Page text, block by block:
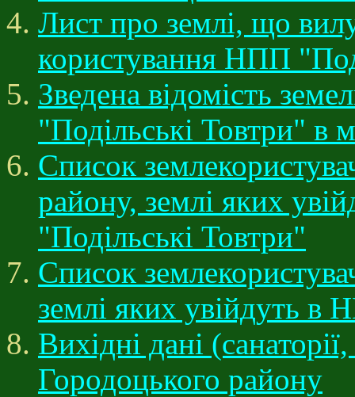
Лист про землі, що
користування НПП
Зведена відомість
"Подільські Товтри" в
Список
району, землі яких
"Подільські Товтри"
Список
землі яких увійдуть в
Вихідні дані
Городоцького району